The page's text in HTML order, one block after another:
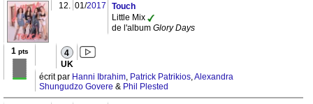
12. 01/2017
Touch
Little Mix
de l'album Glory Days
1 pts 4
UK
écrit par Hanni Ibrahim, Patrick Patrikios,Alexandra
Shungudzo Govere & Phil Plested